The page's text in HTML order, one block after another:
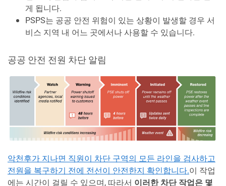
게 됩니다.
PSPS는 공공 안전 위험이 있는 상황이 발생할 경우 서
비스 지역 내 어느 곳에서나 사용할 수 있습니다.
공공 안전 전원 차단 알림
악천후가 지나면 직원이 차단 구역의 모든 라인을 검사하고
전원을 복구하기 전에 전선이 안전한지 확인합니다.이 작업
에는 시간이 걸릴 수 있으며, 따라서 이러한 차단 작업은 몇